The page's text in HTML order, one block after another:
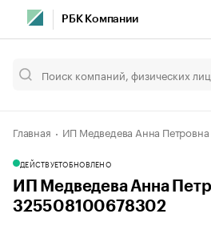
РБК Компании
Главная ИП Медведева Анна Петровна
ДЕЙСТВУЕТОБНОВЛЕНО
ИП Медведева Анна
325508100678302